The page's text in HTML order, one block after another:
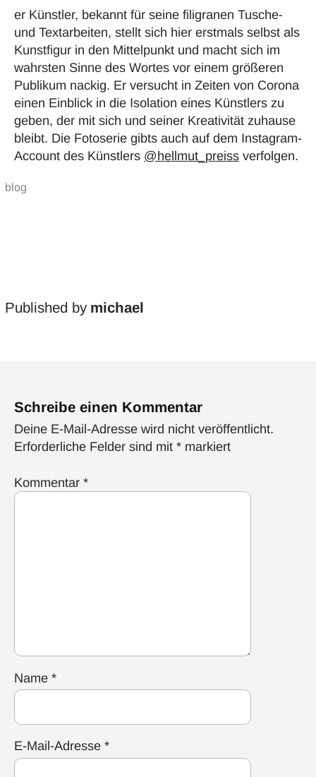
er Künstler, bekannt für seine filigranen Tusche-
und Textarbeiten, stellt sich hier erstmals selbst als
Kunstfigur in den Mittelpunkt und macht sich im
wahrsten Sinne des Wortes vor einem größeren
Publikum nackig. Er versucht in Zeiten von Corona
einen Einblick in die Isolation eines Künstlers zu
geben, der mit sich und seiner Kreativität zuhause
bleibt. Die Fotoserie gibts auch auf dem Instagram-
Account des Künstlers @hellmut_preiss verfolgen.
Published by michael
Schreibe einen Kommentar
Deine E-Mail-Adresse wird nicht veröffentlicht.
Erforderliche Felder sind mit * markiert
Kommentar *
Name *
E-Mail-Adresse *